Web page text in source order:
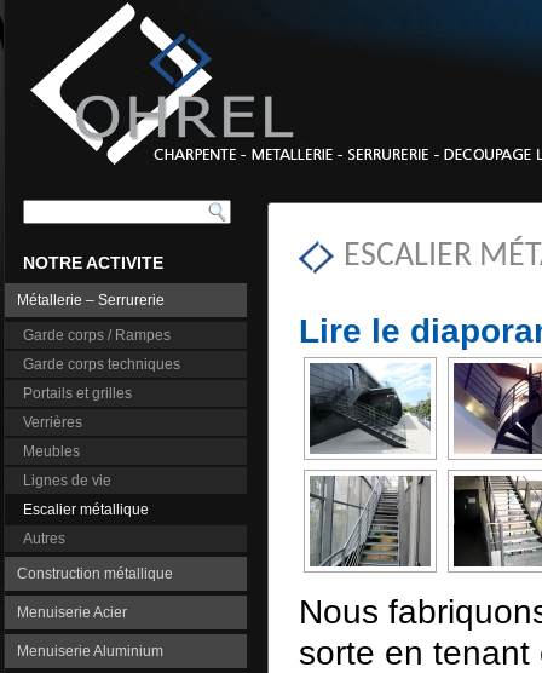
NOTRE ACTIVITE
Métallerie – Serrurerie
Garde corps / Rampes
Garde corps techniques
Portails et grilles
Verrières
Meubles
Lignes de vie
Escalier métallique
Autres
Construction métallique
Menuiserie Acier
Menuiserie Aluminium
ESCALIER
Lire le
Nous
sorte en